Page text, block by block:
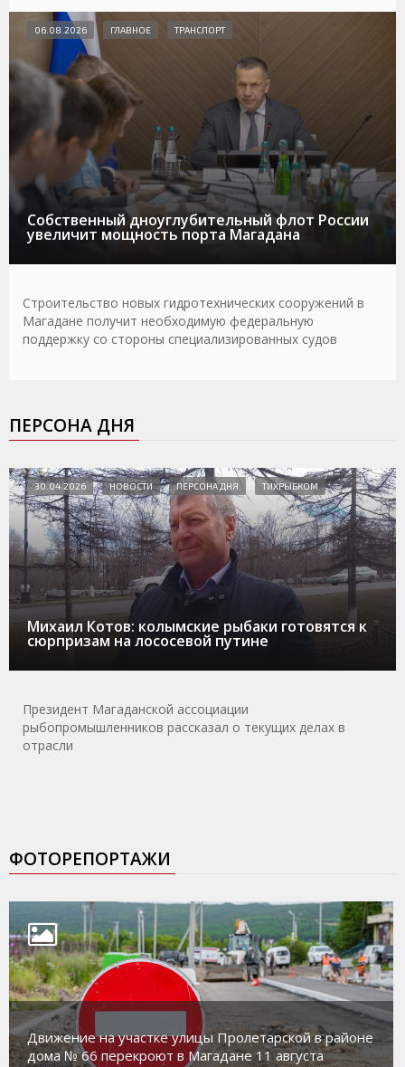
Собственный дноуглубительный флот России
увеличит мощность порта Магадана
06.08.2026 ГЛАВНОЕ ТРАНСПОРТ
Строительство новых гидротехнических сооружений в
Магадане получит необходимую федеральную
поддержку со стороны специализированных судов
ПЕРСОНА ДНЯ
Михаил Котов: колымские рыбаки готовятся к
сюрпризам на лососевой путине
30.04.2026 НОВОСТИ ПЕРСОНА ДНЯ ТИХРЫБКОМ
Президент Магаданской ассоциации
рыбопромышленников рассказал о текущих делах в
отрасли
ФОТОРЕПОРТАЖИ
Движение на участке улицы Пролетарской в районе
дома № 66 перекроют в Магадане 11 августа